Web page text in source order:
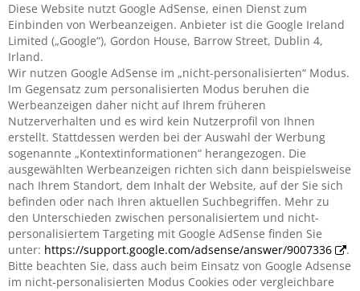
Diese Website nutzt Google AdSense, einen Dienst zum
Einbinden von Werbeanzeigen. Anbieter ist die Google Ireland
Limited („Google“), Gordon House, Barrow Street, Dublin 4,
Irland.
Wir nutzen Google AdSense im „nicht-personalisierten“ Modus.
Im Gegensatz zum personalisierten Modus beruhen die
Werbeanzeigen daher nicht auf Ihrem früheren
Nutzerverhalten und es wird kein Nutzerprofil von Ihnen
erstellt. Stattdessen werden bei der Auswahl der Werbung
sogenannte „Kontextinformationen“ herangezogen. Die
ausgewählten Werbeanzeigen richten sich dann beispielsweise
nach Ihrem Standort, dem Inhalt der Website, auf der Sie sich
befinden oder nach Ihren aktuellen Suchbegriffen. Mehr zu
den Unterschieden zwischen personalisiertem und nicht-
personalisiertem Targeting mit Google AdSense finden Sie
unter: https://support.google.com/adsense/answer/9007336
.
Bitte beachten Sie, dass auch beim Einsatz von Google Adsense
im nicht-personalisierten Modus Cookies oder vergleichbare